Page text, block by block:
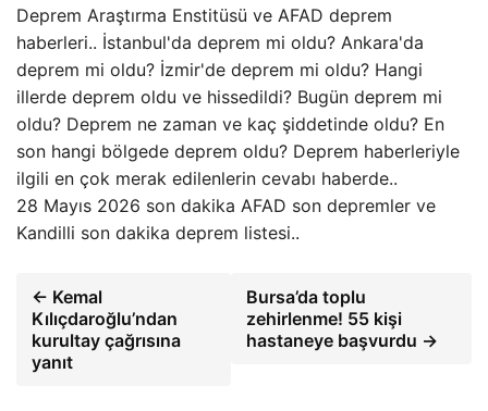
Deprem Araştırma Enstitüsü ve AFAD deprem
haberleri.. İstanbul'da deprem mi oldu? Ankara'da
deprem mi oldu? İzmir'de deprem mi oldu? Hangi
illerde deprem oldu ve hissedildi? Bugün deprem mi
oldu? Deprem ne zaman ve kaç şiddetinde oldu? En
son hangi bölgede deprem oldu? Deprem haberleriyle
ilgili en çok merak edilenlerin cevabı haberde..
28 Mayıs 2026 son dakika AFAD son depremler ve
Kandilli son dakika deprem listesi..
← Kemal
Kılıçdaroğlu’ndan
kurultay çağrısına
yanıt
Bursa’da toplu
zehirlenme! 55 kişi
hastaneye başvurdu →